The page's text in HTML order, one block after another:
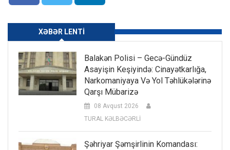
XƏBƏR LENTI
Balakən Polisi – Gecə-Gündüz
Asayişin Keşiyində: Cinayətkarlığa,
Narkomaniyaya Və Yol Təhlükələrinə
Qarşı Mübarizə
08 Avqust 2026
TURAL KƏLBƏCƏRLİ
Şəhriyar Şəmşirlinin Komandası: